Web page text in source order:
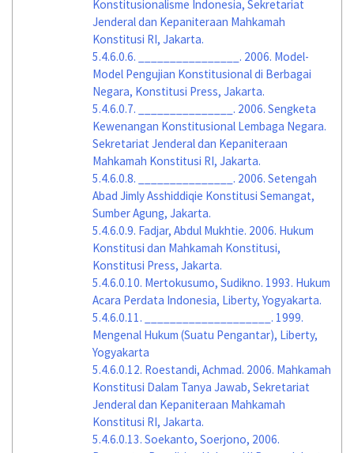
Konstitusionalisme Indonesia, Sekretariat
Jenderal dan Kepaniteraan Mahkamah
Konstitusi RI, Jakarta.
5.4.6.0.6. ________________. 2006. Model-
Model Pengujian Konstitusional di Berbagai
Negara, Konstitusi Press, Jakarta.
5.4.6.0.7. _______________. 2006. Sengketa
Kewenangan Konstitusional Lembaga Negara.
Sekretariat Jenderal dan Kepaniteraan
Mahkamah Konstitusi RI, Jakarta.
5.4.6.0.8. _______________. 2006. Setengah
Abad Jimly Asshiddiqie Konstitusi Semangat,
Sumber Agung, Jakarta.
5.4.6.0.9. Fadjar, Abdul Mukhtie. 2006. Hukum
Konstitusi dan Mahkamah Konstitusi,
Konstitusi Press, Jakarta.
5.4.6.0.10. Mertokusumo, Sudikno. 1993. Hukum
Acara Perdata Indonesia, Liberty, Yogyakarta.
5.4.6.0.11. ____________________. 1999.
Mengenal Hukum (Suatu Pengantar), Liberty,
Yogyakarta
5.4.6.0.12. Roestandi, Achmad. 2006. Mahkamah
Konstitusi Dalam Tanya Jawab, Sekretariat
Jenderal dan Kepaniteraan Mahkamah
Konstitusi RI, Jakarta.
5.4.6.0.13. Soekanto, Soerjono, 2006.